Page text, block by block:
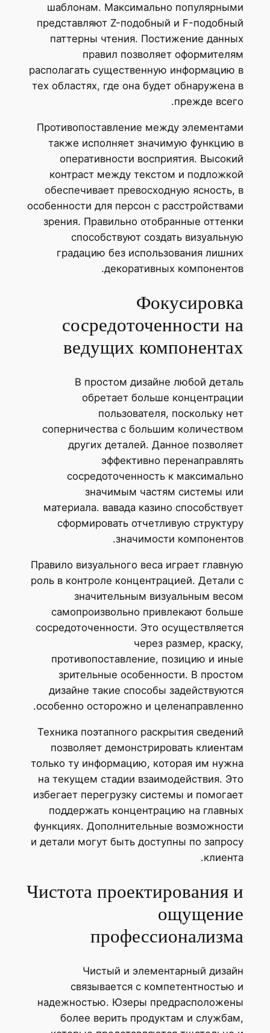
шаблонам. Максимально популярными
представляют Z-подобный и F-подобный
паттерны чтения. Постижение данных
правил позволяет оформителям
располагать существенную информацию в
тех областях, где она будет обнаружена в
прежде всего.
Противопоставление между элементами
также исполняет значимую функцию в
оперативности восприятия. Высокий
контраст между текстом и подложкой
обеспечивает превосходную ясность, в
особенности для персон с расстройствами
зрения. Правильно отобранные оттенки
способствуют создать визуальную
градацию без использования лишних
декоративных компонентов.
Фокусировка
сосредоточенности на
ведущих компонентах
В простом дизайне любой деталь
обретает больше концентрации
пользователя, поскольку нет
соперничества с большим количеством
других деталей. Данное позволяет
эффективно перенаправлять
сосредоточенность к максимально
значимым частям системы или
материала. вавада казино способствует
сформировать отчетливую структуру
значимости компонентов.
Правило визуального веса играет главную
роль в контроле концентрацией. Детали с
значительным визуальным весом
самопроизвольно привлекают больше
сосредоточенности. Это осуществляется
через размер, краску,
противопоставление, позицию и иные
зрительные особенности. В простом
дизайне такие способы задействуются
особенно осторожно и целенаправленно.
Техника поэтапного раскрытия сведений
позволяет демонстрировать клиентам
только ту информацию, которая им нужна
на текущем стадии взаимодействия. Это
избегает перегрузку системы и помогает
поддержать концентрацию на главных
функциях. Дополнительные возможности
и детали могут быть доступны по запросу
клиента.
Чистота проектирования и
ощущение
профессионализма
Чистый и элементарный дизайн
связывается с компетентностью и
надежностью. Юзеры предрасположены
более верить продуктам и службам,